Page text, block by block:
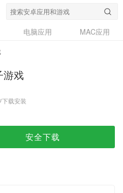
电脑应用
MAC应用
游戏
下载安装
安全下载